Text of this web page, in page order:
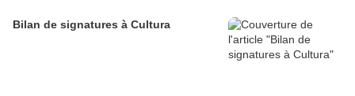
Bilan de signatures à Cultura